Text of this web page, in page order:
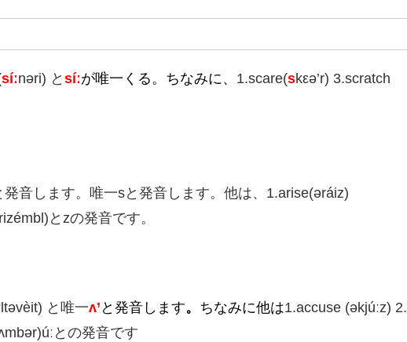
síːnəri) と síːが唯一くる。ちなみに、 1.scare(skεə’r) 3.scratch
発音します。唯一sと発音します。他は、1.arise(əráiz)
とzの発音です。
ltəvèit) と唯一ʌ’ と発音します。 ちなみに他は1.accuse (əkjúːz) 2.
との発音です